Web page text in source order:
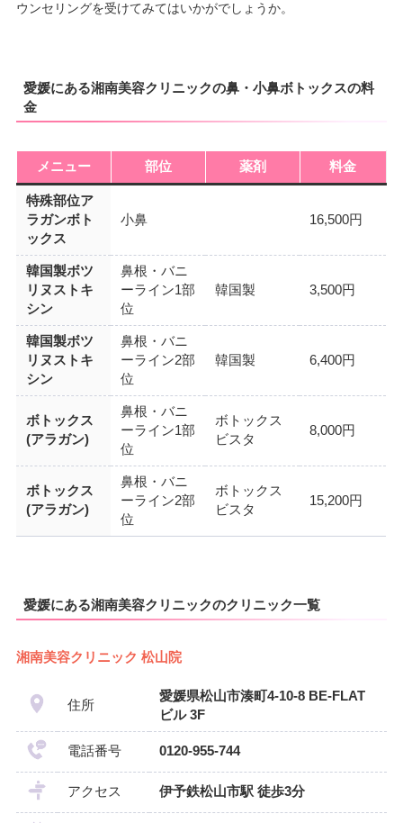
ウンセリングを受けてみてはいかがでしょうか。
愛媛にある湘南美容クリニックの鼻・小鼻ボトックスの料
金
メニュー 部位 薬剤 料金
特殊部位ア
ラガンボト
ックス
小鼻 16,500円
韓国製ボツ
リヌストキ
シン
鼻根・バニ
ーライン1部
位
韓国製 3,500円
韓国製ボツ
リヌストキ
シン
鼻根・バニ
ーライン2部
位
韓国製 6,400円
ボトックス
(アラガン)
鼻根・バニ
ーライン1部
位
ボトックス
ビスタ
8,000円
ボトックス
(アラガン)
鼻根・バニ
ーライン2部
位
ボトックス
ビスタ
15,200円
愛媛にある湘南美容クリニックのクリニック一覧
湘南美容クリニック 松山院
住所
愛媛県松山市湊町4-10-8 BE-FLAT
ビル 3F
電話番号 0120-955-744
アクセス 伊予鉄松山市駅 徒歩3分